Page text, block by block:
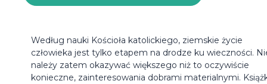
Według nauki Kościoła katolickiego, ziemskie życie
człowieka jest tylko etapem na drodze ku wieczności.
należy zatem okazywać większego niż to oczywiście
konieczne, zainteresowania dobrami materialnymi.